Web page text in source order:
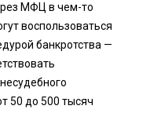
МФЦ в чем-то
воспользоваться
банкротства —
50 до 500 тысяч